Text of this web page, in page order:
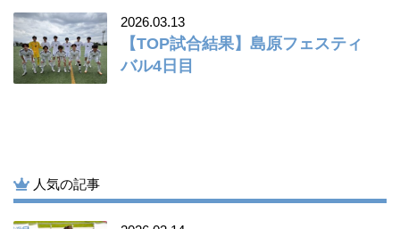
2026.03.13
【TOP試合結果】島原フェスティ
バル4日目
人気の記事